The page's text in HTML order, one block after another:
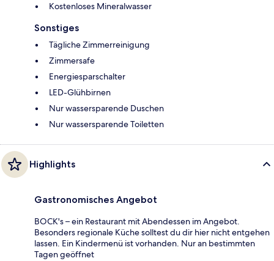
Kostenloses Mineralwasser
Sonstiges
Tägliche Zimmerreinigung
Zimmersafe
Energiesparschalter
LED-Glühbirnen
Nur wassersparende Duschen
Nur wassersparende Toiletten
Highlights
Gastronomisches Angebot
BOCK's – ein Restaurant mit Abendessen im Angebot.
Besonders regionale Küche solltest du dir hier nicht entgehen
lassen. Ein Kindermenü ist vorhanden. Nur an bestimmten
Tagen geöffnet